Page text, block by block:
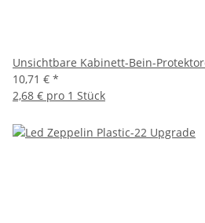
Unsichtbare Kabinett-Bein-
10,71 € *
2,68 € pro 1 Stück